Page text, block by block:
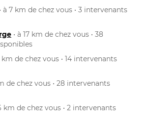
• à 7 km de chez vous • 3 intervenants
• à 17 km de chez vous • 38
km de chez vous • 14 intervenants
de chez vous • 28 intervenants
km de chez vous • 2 intervenants